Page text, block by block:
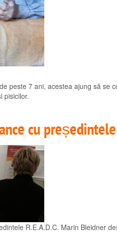
peste 7 ani, acestea ajung să se
pisicilor.
cu
R.E.A.D.C. Marin Bleidner